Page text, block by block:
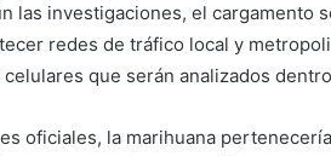
las investigaciones, el cargamento
redes de tráfico local y
que serán analizados
oficiales, la marihuana